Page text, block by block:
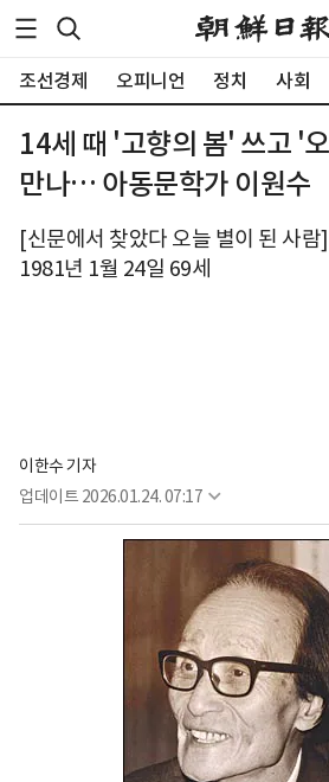
조선경제 오피니언 정치 사회
14세 때 '고향의 봄' 쓰고 '
만나… 아동문학가 이원수
[신문에서 찾았다 오늘 별이 된 사람]
1981년 1월 24일 69세
이한수 기자
업데이트 2026.01.24. 07:17